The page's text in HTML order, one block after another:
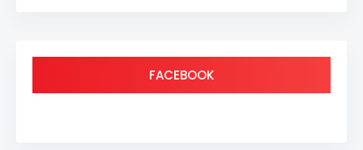
FACEBOOK